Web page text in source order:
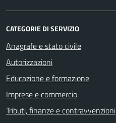
CATEGORIE DI SERVIZIO
Anagrafe e stato civile
Autorizzazioni
Educazione e formazione
Imprese e commercio
Tributi, finanze e contravvenzioni